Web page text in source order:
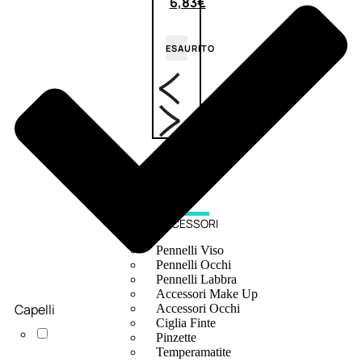
ESAURITO
ACCESSORI
Pennelli Viso
Pennelli Occhi
Pennelli Labbra
Accessori Make Up
Accessori Occhi
Ciglia Finte
Pinzette
Temperamatite
Capelli